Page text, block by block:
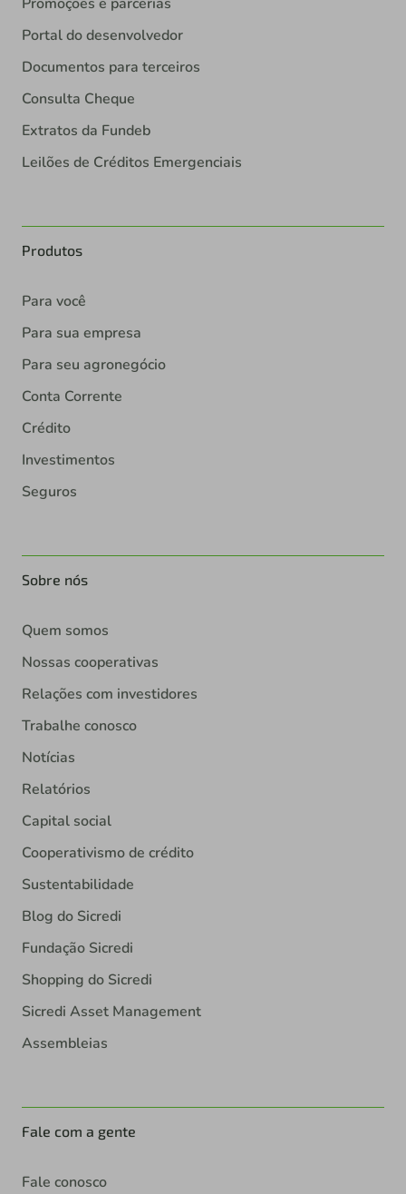
Promoções e parcerias
Portal do desenvolvedor
Documentos para terceiros
Consulta Cheque
Extratos da Fundeb
Leilões de Créditos Emergenciais
Produtos
Para você
Para sua empresa
Para seu agronegócio
Conta Corrente
Crédito
Investimentos
Seguros
Sobre nós
Quem somos
Nossas cooperativas
Relações com investidores
Trabalhe conosco
Notícias
Relatórios
Capital social
Cooperativismo de crédito
Sustentabilidade
Blog do Sicredi
Fundação Sicredi
Shopping do Sicredi
Sicredi Asset Management
Assembleias
Fale com a gente
Fale conosco